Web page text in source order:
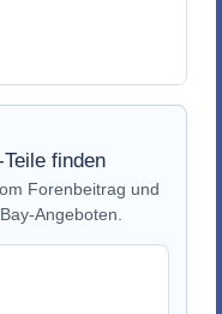
finden
Forenbeitrag und
Angeboten.